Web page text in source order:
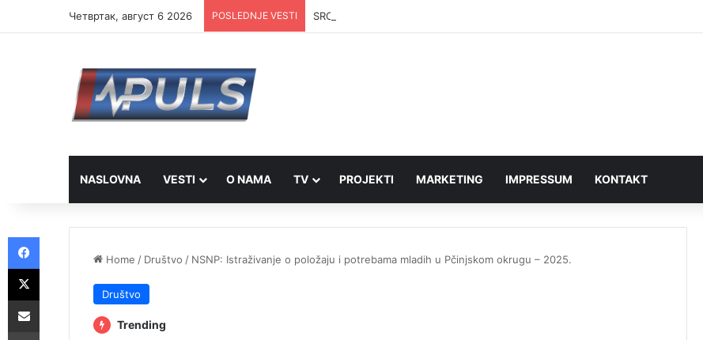
Четвртак, август 6 2026 POSLEDNJE VESTI SRCE Vranje traži ostavku većnika za sport: „Vranjski sport na ivici kolapsa“
NASLOVNA VESTI O NAMA TV PROJEKTI MARKETING IMPRESSUM KONTAKT
Home / Društvo / NSNP: Istraživanje o položaju i potrebama mladih u Pčinjskom okrugu – 2025.
Društvo
Trending
Facebook
X
Share via Email